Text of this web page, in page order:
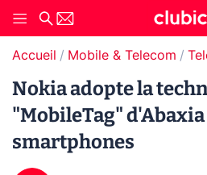
Accueil Mobile & Telecom
Nokia adopte la
"MobileTag"
smartphones